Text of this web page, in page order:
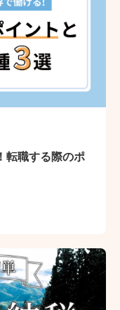
転職する際のポ